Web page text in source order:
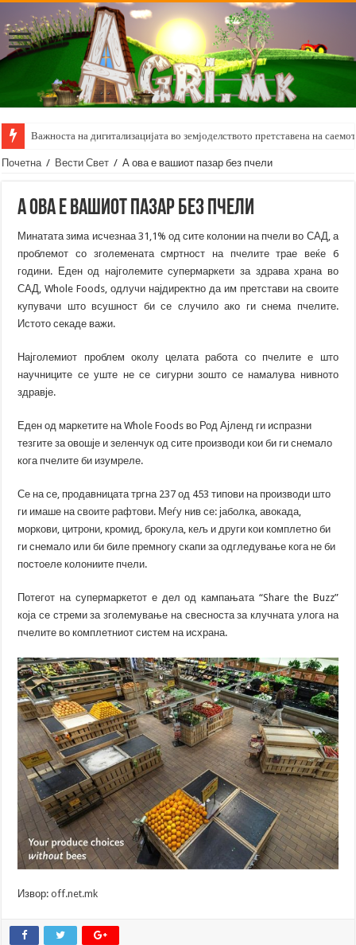
Важноста на дигитализацијата во земјоделството претставена на
Почетна / Вести Свет / А ова е вашиот пазар без пчели
А ова е вашиот пазар без пчели
Минатата зима исчезнаа 31,1% од сите колонии на пчели во САД, а
проблемот со зголемената смртност на пчелите трае веќе 6
години. Еден од најголемите супермаркети за здрава храна во
САД, Whole Foods, одлучи најдиректно да им претстави на своите
купувачи што всушност би се случило ако ги снема пчелите.
Истото секаде важи.
Најголемиот проблем околу целата работа со пчелите е што
научниците се уште не се сигурни зошто се намалува нивното
здравје.
Еден од маркетите на Whole Foods во Род Ајленд ги испразни
тезгите за овошје и зеленчук од сите производи кои би ги снемало
кога пчелите би изумреле.
Се на се, продавницата тргна 237 од 453 типови на производи што
ги имаше на своите рафтови. Меѓу нив се: јаболка, авокада,
моркови, цитрони, кромид, брокула, кељ и други кои комплетно би
ги снемало или би биле премногу скапи за одгледување кога не би
постоеле колониите пчели.
Потегот на супермаркетот е дел од кампањата “Share the Buzz”
која се стреми за зголемување на свесноста за клучната улога на
пчелите во комплетниот систем на исхрана.
Извор:off.net.mk